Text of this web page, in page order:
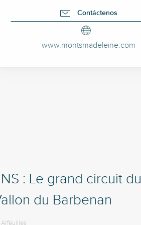
Contáctenos
www.montsmadeleine.com
: Le grand circuit du
du Barbenan
Arfeuilles